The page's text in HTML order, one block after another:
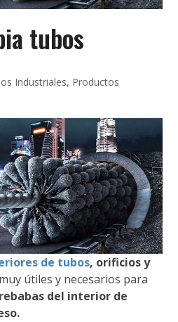
tubos
Industriales, Productos
de tubos, orificios y
útiles y necesarios para
del interior de